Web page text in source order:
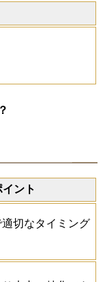
ント
切なタイミング